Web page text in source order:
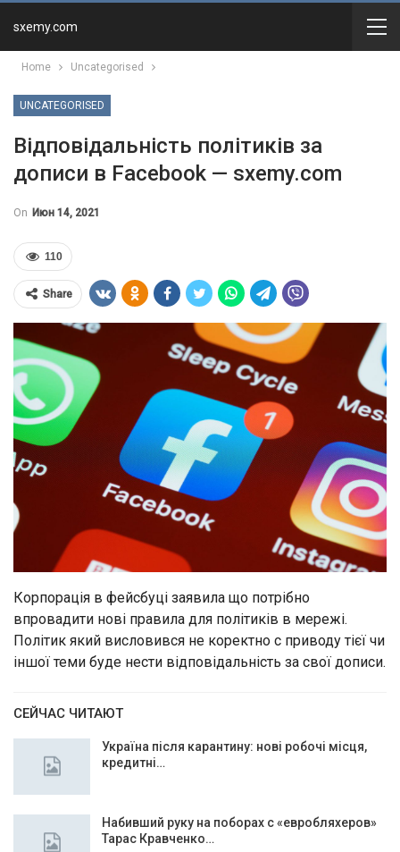
sxemy.com
Home Uncategorised
UNCATEGORISED
Відповідальність політиків за
дописи в Facebook — sxemy.com
On Июн 14, 2021
110
Share
Корпорація в фейсбуці заявила що потрібно
впровадити нові правила для політиків в мережі.
Політик який висловився не коректно с приводу тієї чи
іншої теми буде нести відповідальність за свої дописи.
СЕЙЧАС ЧИТАЮТ
Україна після карантину: нові робочі місця,
кредитні…
Набивший руку на поборах с «евробляхеров»
Тарас Кравченко…